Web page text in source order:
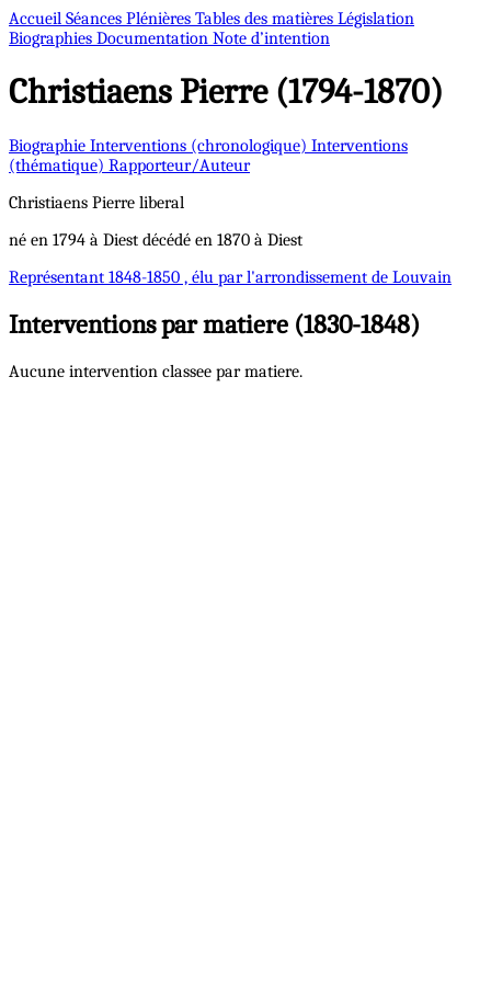
Accueil Séances Plénières Tables des matières Législation
Biographies Documentation Note d’intention
Christiaens Pierre (1794-1870)
Biographie Interventions (chronologique) Interventions
(thématique) Rapporteur/Auteur
Christiaens Pierre liberal
né en 1794 à Diest décédé en 1870 à Diest
Représentant 1848-1850 , élu par l'arrondissement de Louvain
Interventions par matiere (1830-1848)
Aucune intervention classee par matiere.